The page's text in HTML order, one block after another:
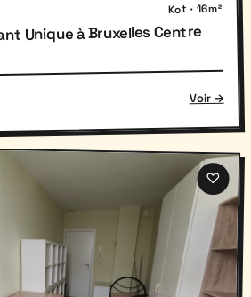
Kot · 16m²
Unique à Bruxelles Centre
Voir →
♡